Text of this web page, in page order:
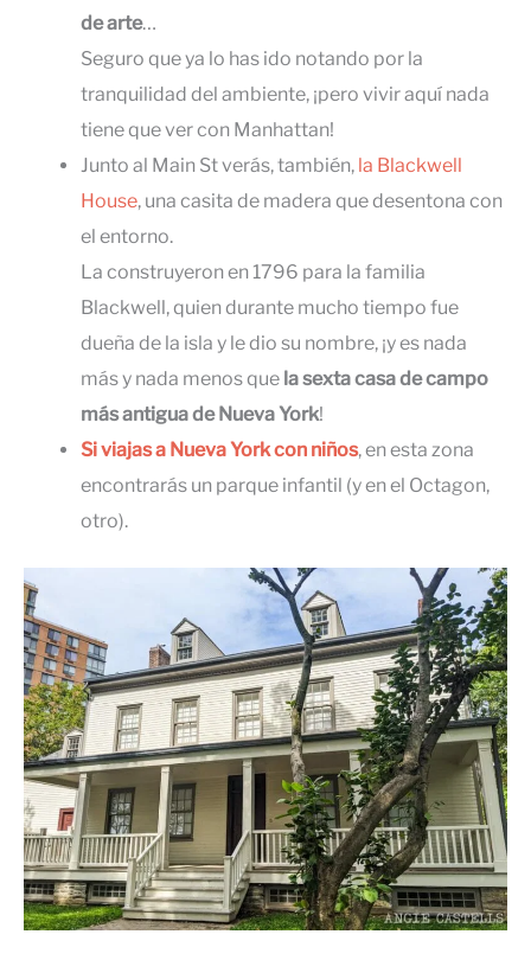
de arte…
Seguro que ya lo has ido notando por la
tranquilidad del ambiente, ¡pero vivir aquí nada
tiene que ver con Manhattan!
Junto al Main St verás, también, la Blackwell
House, una casita de madera que desentona con
el entorno.
La construyeron en 1796 para la familia
Blackwell, quien durante mucho tiempo fue
dueña de la isla y le dio su nombre, ¡y es nada
más y nada menos que la sexta casa de campo
más antigua de Nueva York!
Si viajas a Nueva York con niños, en esta zona
encontrarás un parque infantil (y en el Octagon,
otro).